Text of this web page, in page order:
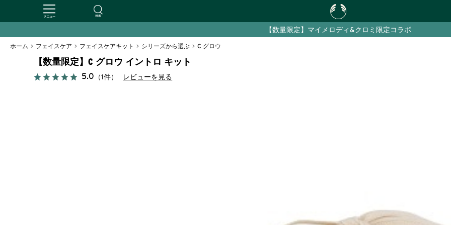
【数量限定】マイメロディ&クロミ限定コラボ
ホーム > フェイスケア > フェイスケアキット > シリーズから選ぶ > C グロウ
【数量限定】C グロウ イントロ キット
5.0 （1件） レビューを見る